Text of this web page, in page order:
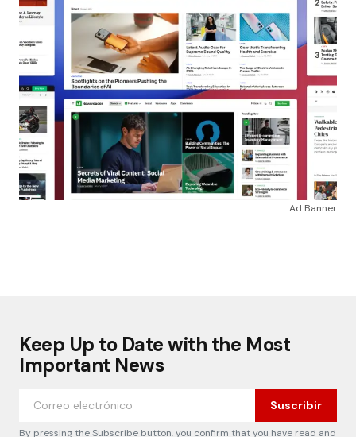
Ad Banner
Keep Up to Date with the Most
Important News
Suscribir
By pressing the Subscribe button, you confirm that you have read and